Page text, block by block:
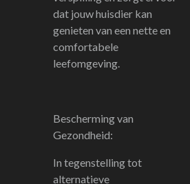
dat jouw huisdier kan
genieten van een nette en
comfortabele
leefomgeving.
Bescherming van
Gezondheid:
In tegenstelling tot
alternatieve